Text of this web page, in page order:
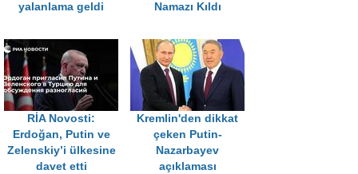
yalanlama geldi
Namazı Kıldı
RİA Novosti:
Erdoğan, Putin ve
Zelenskiy’i ülkesine
davet etti
Kremlin'den dikkat
çeken Putin-
Nazarbayev
açıklaması